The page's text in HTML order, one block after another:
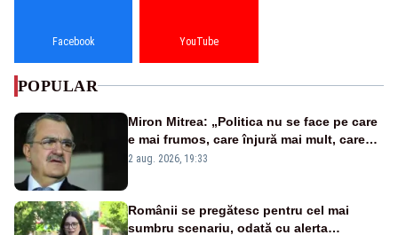
Facebook YouTube
POPULAR
Miron Mitrea: „Politica nu se face pe care
e mai frumos, care înjură mai mult, care
țipă mai tare, ci pe proiecte”
2 aug. 2026, 19:33
Românii se pregătesc pentru cel mai
sumbru scenariu, odată cu alerta